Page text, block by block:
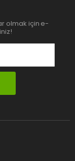
olmak için e-